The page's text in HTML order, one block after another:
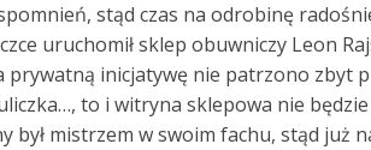
stąd czas na odrobinę
uruchomił sklep obuwniczy Leon
inicjatywę nie patrzono zbyt
to i witryna sklepowa nie
był mistrzem w swoim fachu, stąd już